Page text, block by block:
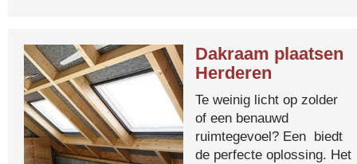
Dakraam plaatsen
Herderen
Te weinig licht op zolder
of een benauwd
ruimtegevoel? Een biedt
de perfecte oplossing. Het